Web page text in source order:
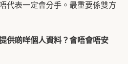
代表一定會分手。最重要係雙方
供啲咩個人資料？會唔會唔安